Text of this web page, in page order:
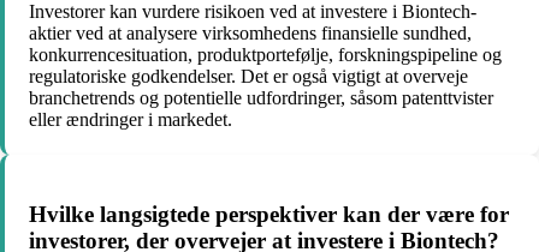
Investorer kan vurdere risikoen ved at investere i Biontech-
aktier ved at analysere virksomhedens finansielle sundhed,
konkurrencesituation, produktportefølje, forskningspipeline og
regulatoriske godkendelser. Det er også vigtigt at overveje
branchetrends og potentielle udfordringer, såsom patenttvister
eller ændringer i markedet.
Hvilke langsigtede perspektiver kan der være for
investorer, der overvejer at investere i Biontech?